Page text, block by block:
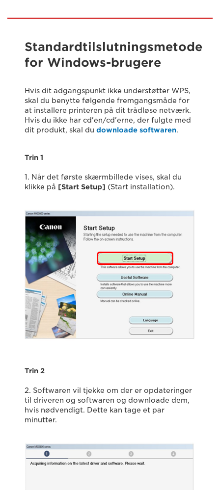
Standardtilslutningsmetode
for Windows-brugere
Hvis dit adgangspunkt ikke understøtter WPS,
skal du benytte følgende fremgangsmåde for
at installere printeren på dit trådløse netværk.
Hvis du ikke har cd'en/cd'erne, der fulgte med
dit produkt, skal du downloade softwaren.
Trin 1
1. Når det første skærmbillede vises, skal du
klikke på [Start Setup] (Start installation).
Trin 2
2. Softwaren vil tjekke om der er opdateringer
til driveren og softwaren og downloade dem,
hvis nødvendigt. Dette kan tage et par
minutter.